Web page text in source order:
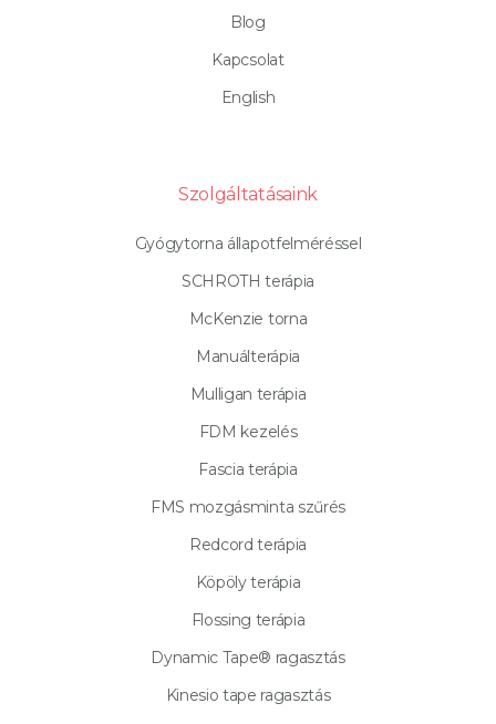
Blog
Kapcsolat
English
Szolgáltatásaink
Gyógytorna állapotfelméréssel
SCHROTH terápia
McKenzie torna
Manuálterápia
Mulligan terápia
FDM kezelés
Fascia terápia
FMS mozgásminta szűrés
Redcord terápia
Köpöly terápia
Flossing terápia
Dynamic Tape® ragasztás
Kinesio tape ragasztás